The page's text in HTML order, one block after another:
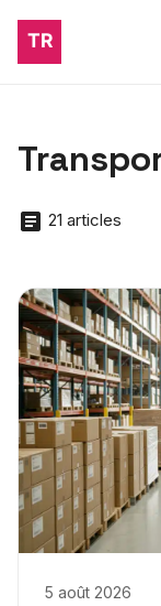
21 articles
5 août 2026